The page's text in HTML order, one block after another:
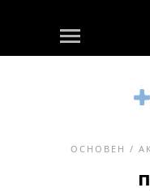
ОСНОВЕН /